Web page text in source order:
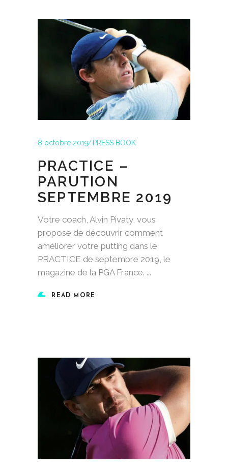
8 octobre 2019 PRESS BOOK
PRACTICE –
PARUTION
SEPTEMBRE 2019
Votre coach, Alvin Pivaty, vous
propose de découvrir comment
améliorer votre putting dans le
PRACTICE de septembre 2019, le
magazine de la PGA France.
READ MORE